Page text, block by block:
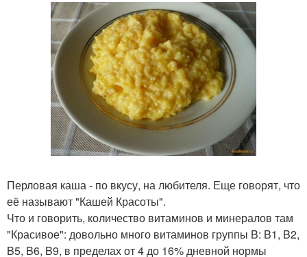
Перловая каша - по вкусу, на любителя. Еще говорят, что
её называют "Кашей Красоты".
Что и говорить, количество витаминов и минералов там
"Красивое": довольно много витаминов группы B: B1, B2,
B5, B6, B9, в пределах от 4 до 16% дневной нормы